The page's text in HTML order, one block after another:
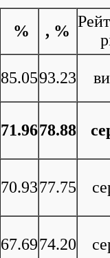
% , %
85.0593.23
71.9678.88
70.9377.75
67.6974.20